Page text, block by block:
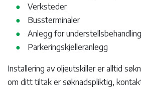
Verksteder
Bussterminaler
Anlegg for understellsbehandling
Parkeringskjelleranlegg
Installering av oljeutskiller er alltid
om ditt tiltak er søknadspliktig,